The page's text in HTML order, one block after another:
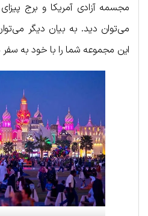
مجسمه آزادی آمریکا و برج
می‌توان دید. به بیان دیگر
این مجموعه شما را با خود به سفر